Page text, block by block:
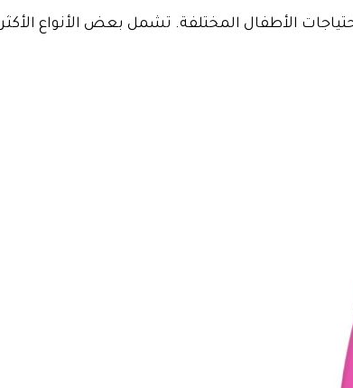
الأطفال المختلفة. تشمل بعض الأنواع الأكثر